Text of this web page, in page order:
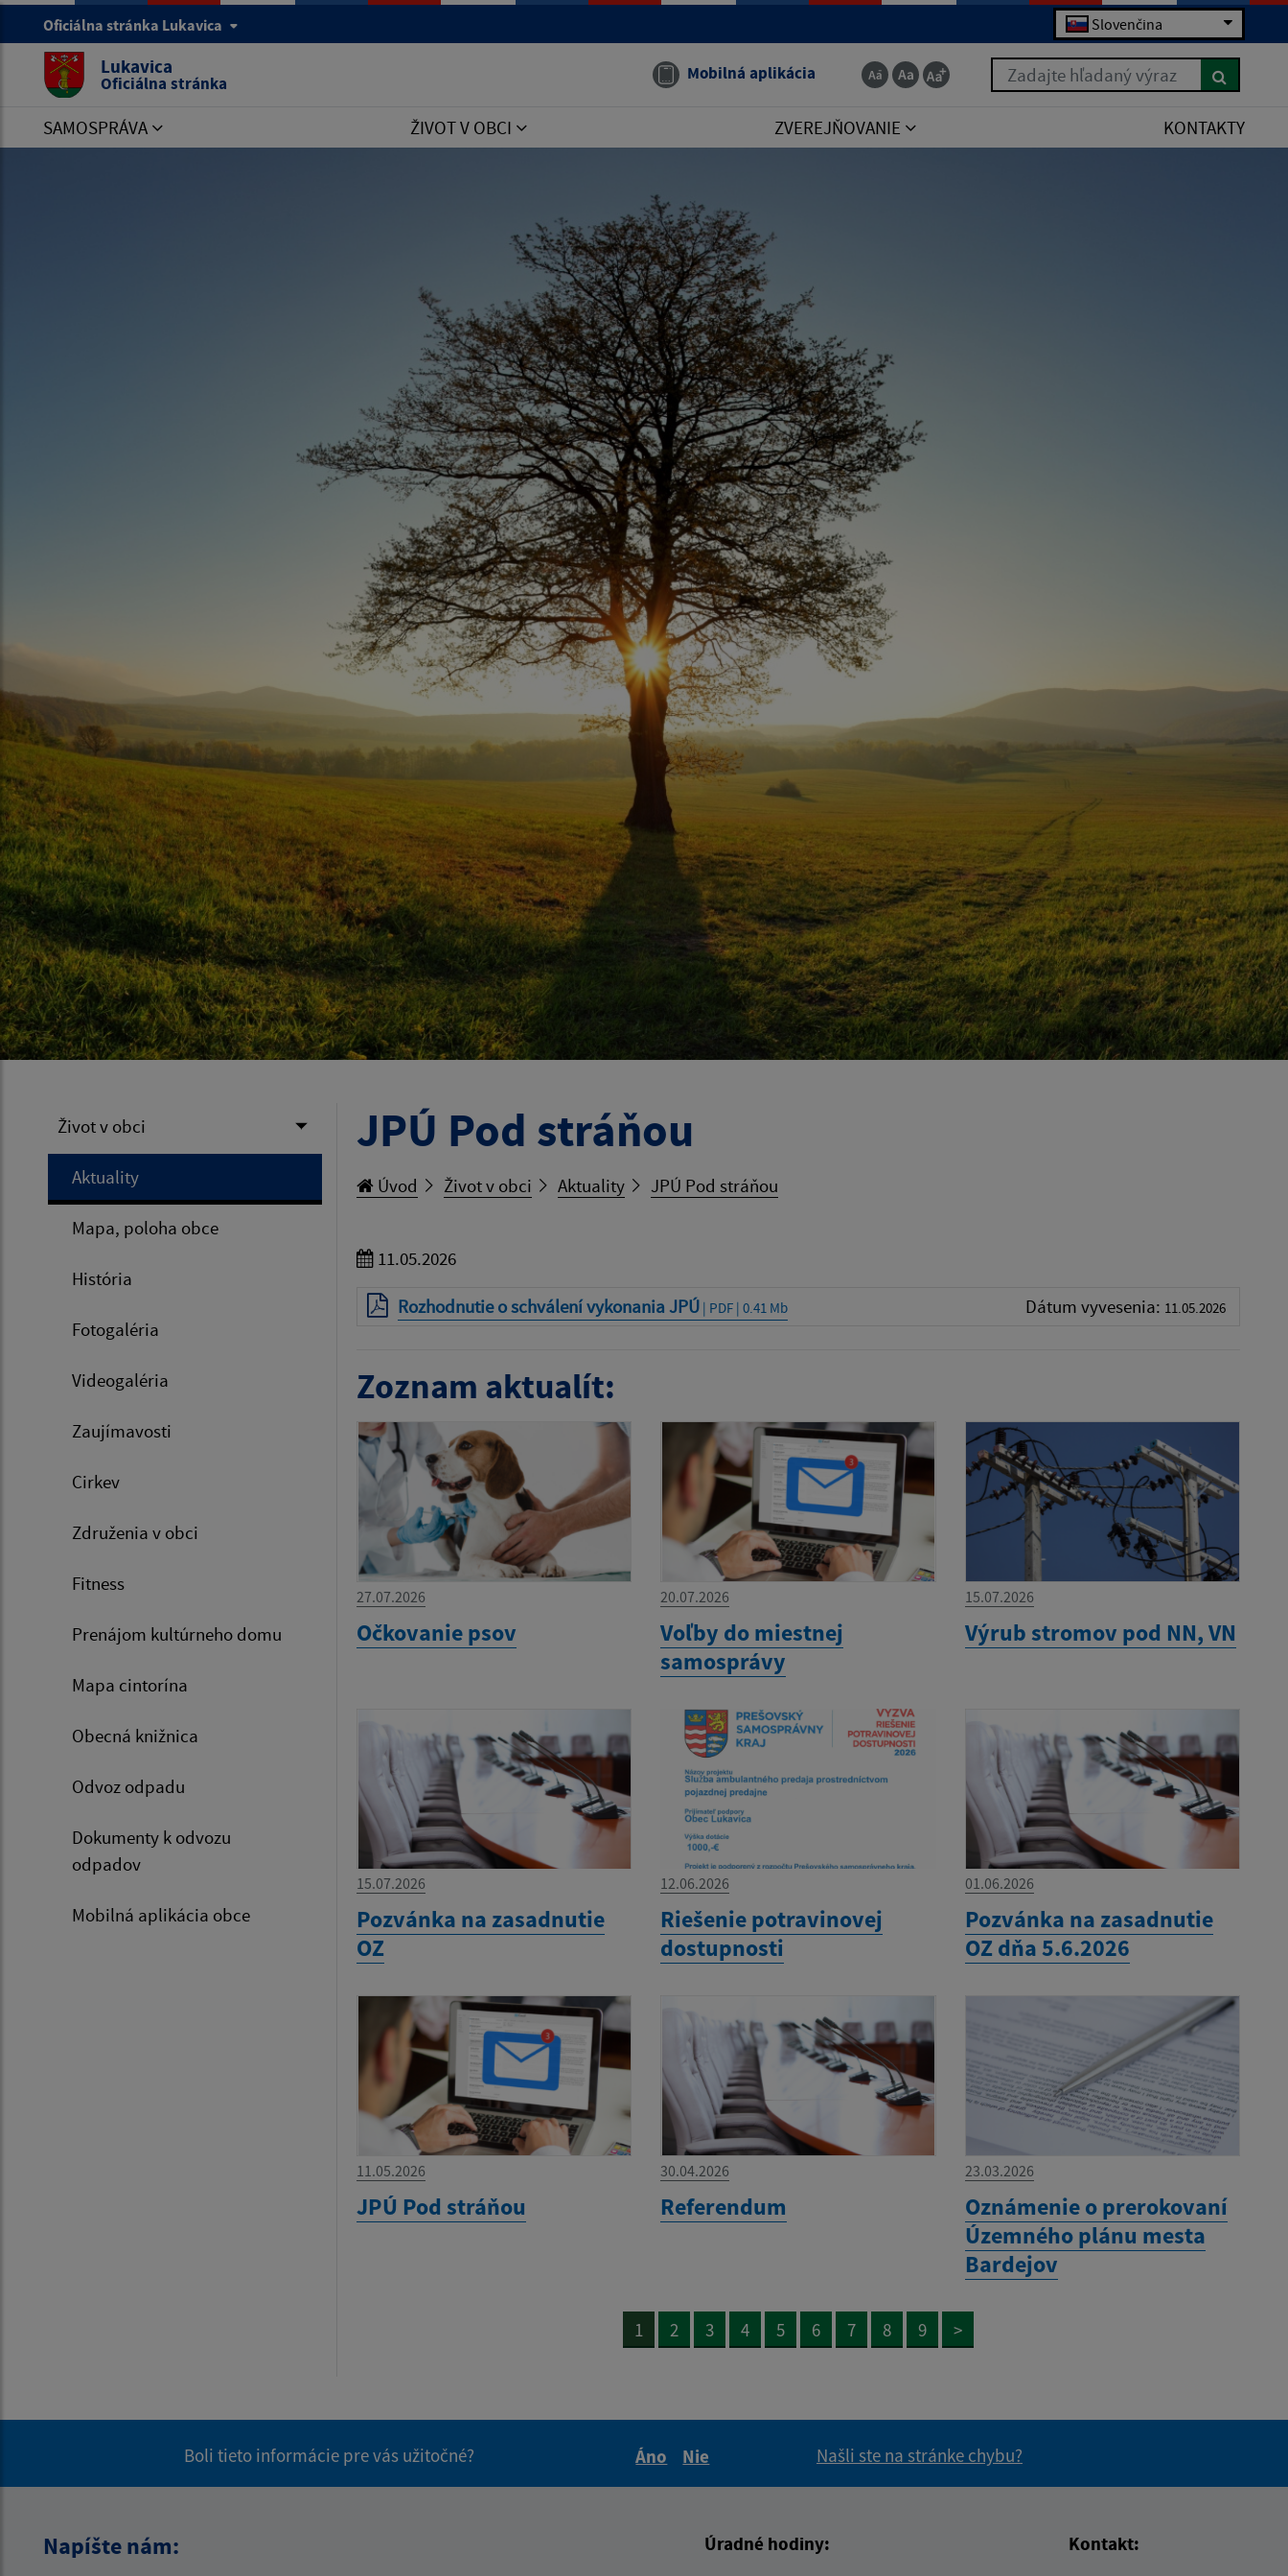
Oficiálna stránka Lukavica Slovenčina
Lukavica
Oficiálna stránka Mobilná aplikácia Zadajte hľadaný výraz
SAMOSPRÁVA ŽIVOT V OBCI ZVEREJŇOVANIE KONTAKTY
Život v obci
Aktuality
Mapa, poloha obce
História
Fotogaléria
Videogaléria
Zaujímavosti
Cirkev
Združenia v obci
Fitness
Prenájom kultúrneho domu
Mapa cintorína
Obecná knižnica
Odvoz odpadu
Dokumenty k odvozu
odpadov
Mobilná aplikácia obce
JPÚ Pod stráňou
Úvod Život v obci Aktuality JPÚ Pod stráňou
11.05.2026
Rozhodnutie o schválení vykonania JPÚ| PDF | 0.41 Mb Dátum vyvesenia: 11.05.2026
Zoznam aktualít:
27.07.2026
Očkovanie psov
20.07.2026
Voľby do miestnej
samosprávy
15.07.2026
Výrub stromov pod NN, VN
15.07.2026
Pozvánka na zasadnutie
OZ
12.06.2026
Riešenie potravinovej
dostupnosti
01.06.2026
Pozvánka na zasadnutie
OZ dňa 5.6.2026
11.05.2026
JPÚ Pod stráňou
30.04.2026
Referendum
23.03.2026
Oznámenie o prerokovaní
Územného plánu mesta
Bardejov
1 2 3 4 5 6 7 8 9 >
Boli tieto informácie pre vás užitočné?
Áno
Nie
Našli ste na stránke chybu?
Napíšte nám: Úradné hodiny: Kontakt: